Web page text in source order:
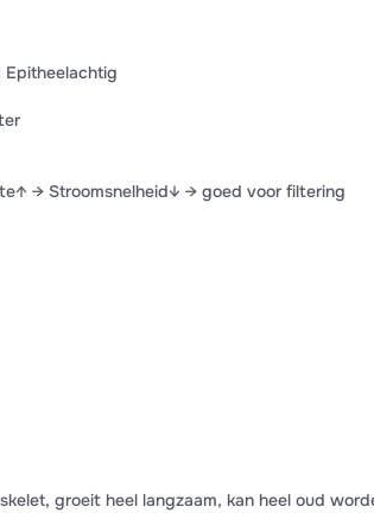
Epitheelachtig
→ Stroomsnelheid↓ → goed voor filtering
groeit heel langzaam, kan heel oud